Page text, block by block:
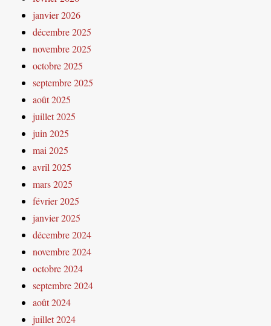
janvier 2026
décembre 2025
novembre 2025
octobre 2025
septembre 2025
août 2025
juillet 2025
juin 2025
mai 2025
avril 2025
mars 2025
février 2025
janvier 2025
décembre 2024
novembre 2024
octobre 2024
septembre 2024
août 2024
juillet 2024